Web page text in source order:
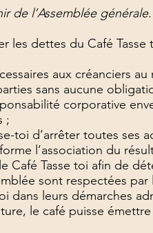
de l’Assemblée générale.
dettes du Café Tasse
aux créanciers
sans aucune
corporative
;
toi d’arrêter toutes ses
l’association du
Tasse toi afin de
sont respectées par
leurs démarches
le café puisse